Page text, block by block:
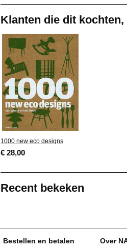
Klanten die dit
1000 new eco designs
€ 28,00
Recent bekeken
Bestellen en betalen Over